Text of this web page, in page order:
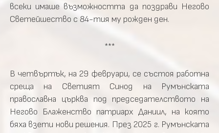
всеки имаше възможността да поздрави Негово
Светейшество с 84-тия му рожден ден.
***
В четвъртък, на 29 февруари, се състоя работна
среща на Светият Синод на Румънската
православна църква под председателството на
Негово Блаженство патриарх Даниил, на която
бяха взети нови решения. През 2025 г. Румънската